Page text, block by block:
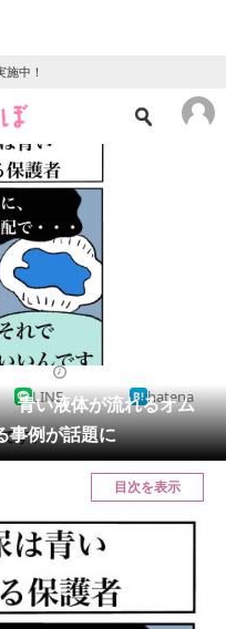
中！
ース
ズ
・育児
ーチ
青い液体が流れるオム
事例が話題に
LINE hatena
す。
目次を表示